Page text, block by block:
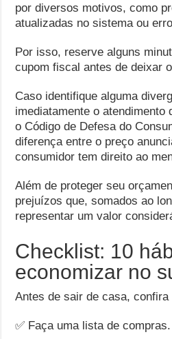
por diversos motivos, como
atualizadas no sistema ou
Por isso, reserve alguns
cupom fiscal antes de deixar
Caso identifique alguma
imediatamente o atendimento
o Código de Defesa do
diferença entre o preço
consumidor tem direito ao
Além de proteger seu
prejuízos que, somados ao
representar um valor
Checklist: 10
economizar no
Antes de sair de casa,
✅ Faça uma lista de compras.